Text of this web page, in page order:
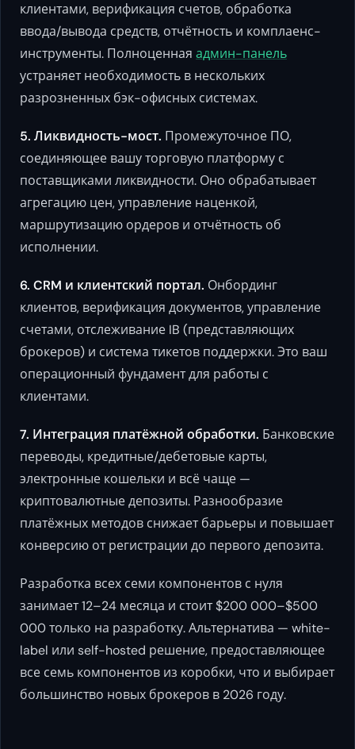
клиентами, верификация счетов, обработка
ввода/вывода средств, отчётность и комплаенс-
инструменты. Полноценная админ-панель
устраняет необходимость в нескольких
разрозненных бэк-офисных системах.
5. Ликвидность-мост. Промежуточное ПО,
соединяющее вашу торговую платформу с
поставщиками ликвидности. Оно обрабатывает
агрегацию цен, управление наценкой,
маршрутизацию ордеров и отчётность об
исполнении.
6. CRM и клиентский портал. Онбординг
клиентов, верификация документов, управление
счетами, отслеживание IB (представляющих
брокеров) и система тикетов поддержки. Это ваш
операционный фундамент для работы с
клиентами.
7. Интеграция платёжной обработки. Банковские
переводы, кредитные/дебетовые карты,
электронные кошельки и всё чаще —
криптовалютные депозиты. Разнообразие
платёжных методов снижает барьеры и повышает
конверсию от регистрации до первого депозита.
Разработка всех семи компонентов с нуля
занимает 12–24 месяца и стоит $200 000–$500
000 только на разработку. Альтернатива — white-
label или self-hosted решение, предоставляющее
все семь компонентов из коробки, что и выбирает
большинство новых брокеров в 2026 году.